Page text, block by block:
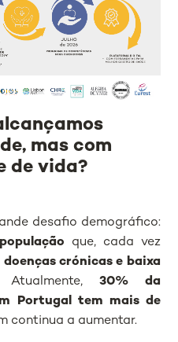
mas com
de vida?
desafio demográfico:
que, cada vez
doenças crónicas e baixa
Atualmente, 30% da
Portugal tem mais de
continua a aumentar.